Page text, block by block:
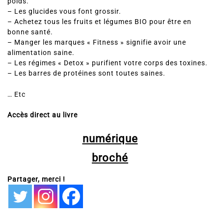
– Les glucides vous font grossir.
– Achetez tous les fruits et légumes BIO pour être en
bonne santé.
– Manger les marques « Fitness » signifie avoir une
alimentation saine.
– Les régimes « Detox » purifient votre corps des toxines.
– Les barres de protéines sont toutes saines.
… Etc
Accès direct au livre
numérique
broché
Partager, merci !